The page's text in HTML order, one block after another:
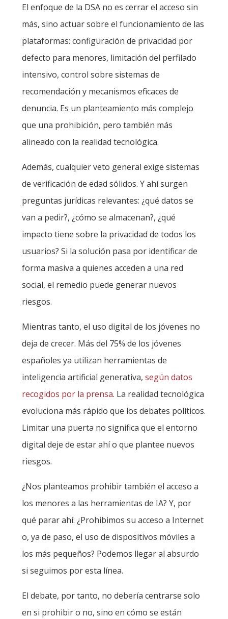
El enfoque de la DSA no es cerrar el acceso sin
más, sino actuar sobre el funcionamiento de las
plataformas: configuración de privacidad por
defecto para menores, limitación del perfilado
intensivo, control sobre sistemas de
recomendación y mecanismos eficaces de
denuncia. Es un planteamiento más complejo
que una prohibición, pero también más
alineado con la realidad tecnológica.
Además, cualquier veto general exige sistemas
de verificación de edad sólidos. Y ahí surgen
preguntas jurídicas relevantes: ¿qué datos se
van a pedir?, ¿cómo se almacenan?, ¿qué
impacto tiene sobre la privacidad de todos los
usuarios? Si la solución pasa por identificar de
forma masiva a quienes acceden a una red
social, el remedio puede generar nuevos
riesgos.
Mientras tanto, el uso digital de los jóvenes no
deja de crecer. Más del 75% de los jóvenes
españoles ya utilizan herramientas de
inteligencia artificial generativa, según datos
recogidos por la prensa. La realidad tecnológica
evoluciona más rápido que los debates políticos.
Limitar una puerta no significa que el entorno
digital deje de estar ahí o que plantee nuevos
riesgos.
¿Nos planteamos prohibir también el acceso a
los menores a las herramientas de IA? Y, por
qué parar ahí: ¿Prohibimos su acceso a Internet
o, ya de paso, el uso de dispositivos móviles a
los más pequeños? Podemos llegar al absurdo
si seguimos por esta línea.
El debate, por tanto, no debería centrarse solo
en si prohibir o no, sino en cómo se están